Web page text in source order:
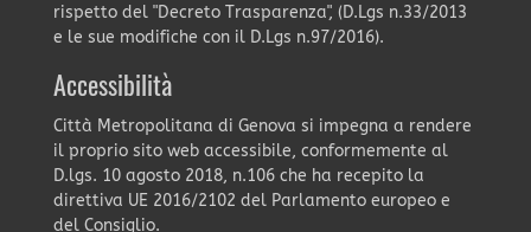
rispetto del "Decreto Trasparenza", (D.Lgs n.33/2013
e le sue modifiche con il D.Lgs n.97/2016).
Accessibilità
Città Metropolitana di Genova si impegna a rendere
il proprio sito web accessibile, conformemente al
D.lgs. 10 agosto 2018, n.106 che ha recepito la
direttiva UE 2016/2102 del Parlamento europeo e
del Consiglio.